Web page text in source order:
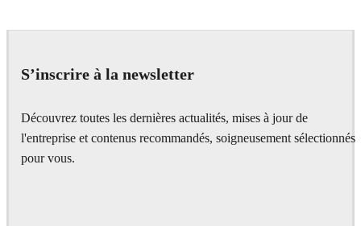
S’inscrire à la newsletter
Découvrez toutes les dernières actualités, mises à jour de
l'entreprise et contenus recommandés, soigneusement sélectionnés
pour vous.